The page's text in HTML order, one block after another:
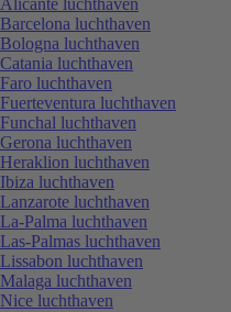
Barcelona luchthaven
Bologna luchthaven
Catania luchthaven
Faro luchthaven
Fuerteventura luchthaven
Funchal luchthaven
Gerona luchthaven
Heraklion luchthaven
Ibiza luchthaven
Lanzarote luchthaven
La-Palma luchthaven
Las-Palmas luchthaven
Lissabon luchthaven
Malaga luchthaven
Nice luchthaven